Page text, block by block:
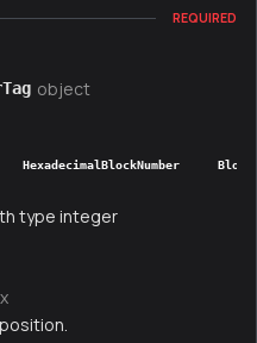
REQUIRED
object
HexadecimalBlockNumber
type integer